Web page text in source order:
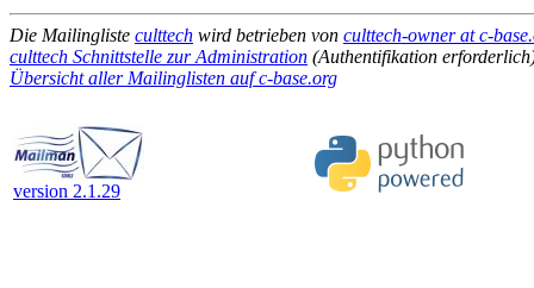
Die Mailingliste culttech wird betrieben von culttech-owner at c-
culttech Schnittstelle zur Administration (Authentifikation
Übersicht aller Mailinglisten auf c-base.org
version 2.1.29